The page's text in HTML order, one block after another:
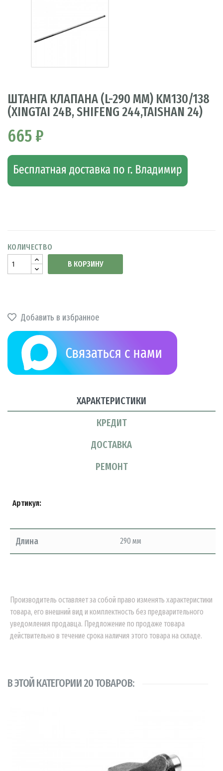
ШТАНГА КЛАПАНА (L-290 ММ) KM130/138
(XINGTAI 24B, SHIFENG 244,TAISHAN 24)
665 ₽
КОЛИЧЕСТВО
В КОРЗИНУ
Добавить в избранное
ХАРАКТЕРИСТИКИ
КРЕДИТ
ДОСТАВКА
РЕМОНТ
Артикул:
Длина 290 мм
Производитель оставляет за собой право изменять характеристики
товара, его внешний вид и комплектность без предварительного
уведомления продавца. Предложение по продаже товара
действительно в течение срока наличия этого товара на складе.
В ЭТОЙ КАТЕГОРИИ 20 ТОВАРОВ: